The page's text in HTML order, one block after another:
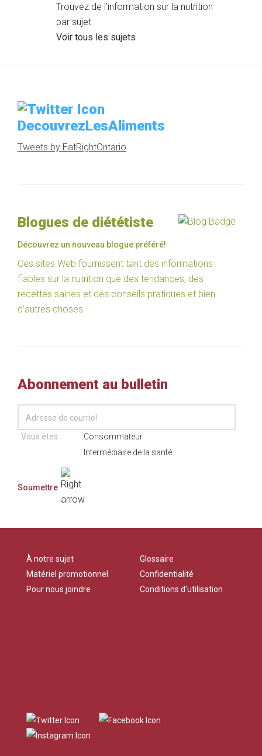
Trouvez de l’information sur la nutrition
par sujet.
Voir tous les sujets
DecouvrezLesAliments
Tweets by EatRightOntario
Blogues de diététiste
Découvrez un nouveau blogue préféré!
Ces sites Web fournissent tant des informations
fiables sur la nutrition que des tendances, des
recettes saines et des conseils pratiques et bien
d’autres choses.
Abonnement au bulletin
Vous êtes:
Consommateur
Intermédiaire de la santé
À notre sujet
Matériel promotionnel
Pour nous joindre
Glossaire
Confidentialité
Conditions d’utilisation